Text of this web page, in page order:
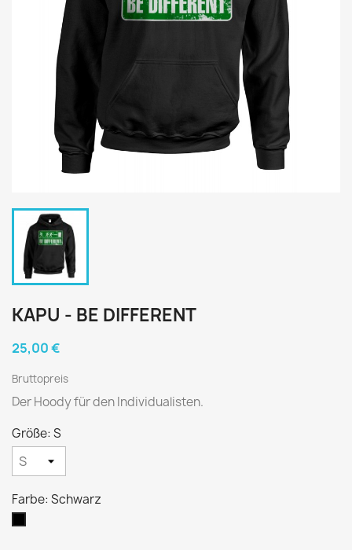
KAPU - BE DIFFERENT
25,00 €
Bruttopreis
Der Hoody für den Individualisten.
Größe: S
Farbe: Schwarz